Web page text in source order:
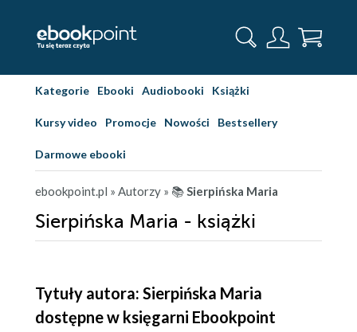
Kategorie Ebooki Audiobooki Książki
Kursy video Promocje Nowości Bestsellery
Darmowe ebooki
ebookpoint.pl » Autorzy » 📚Sierpińska Maria
Sierpińska Maria - książki
Tytuły autora: Sierpińska Maria
dostępne w księgarni Ebookpoint